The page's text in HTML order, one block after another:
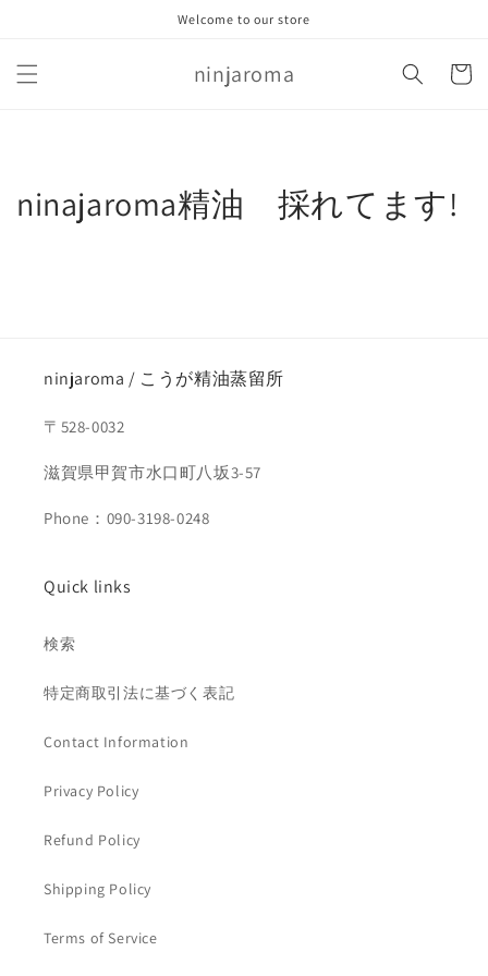
Welcome to our store
ninjaroma
ー
ninajaroma精油 採れてます!
ninjaroma / こうが精油蒸留所
〒528-0032
滋賀県甲賀市水口町八坂3-57
Phone：090-3198-0248
Quick links
検索
特定商取引法に基づく表記
Contact Information
Privacy Policy
Refund Policy
Shipping Policy
Terms of Service